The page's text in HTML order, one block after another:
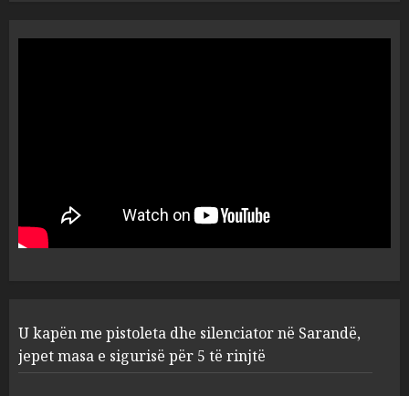
U kapën me pistoleta dhe
2
banuara, Pentagoni publikon
dosje të reja mbi UFO-t
AUGUST 8, 2026
tetë radhazi kundër shkrirjes
me Lushnjen! Qytetarët
mbledhin firma për të
U kapën me pistoleta dhe silenciator në Sarandë,
jepet masa e sigurisë për 5 të rinjtë